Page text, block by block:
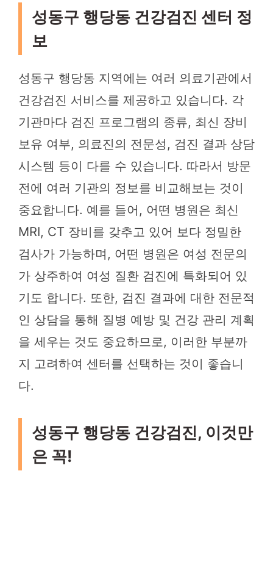
성동구 행당동 건강검진 센터 정
보
성동구 행당동 지역에는 여러 의료기관에서
건강검진 서비스를 제공하고 있습니다. 각
기관마다 검진 프로그램의 종류, 최신 장비
보유 여부, 의료진의 전문성, 검진 결과 상담
시스템 등이 다를 수 있습니다. 따라서 방문
전에 여러 기관의 정보를 비교해보는 것이
중요합니다. 예를 들어, 어떤 병원은 최신
MRI, CT 장비를 갖추고 있어 보다 정밀한
검사가 가능하며, 어떤 병원은 여성 전문의
가 상주하여 여성 질환 검진에 특화되어 있
기도 합니다. 또한, 검진 결과에 대한 전문적
인 상담을 통해 질병 예방 및 건강 관리 계획
을 세우는 것도 중요하므로, 이러한 부분까
지 고려하여 센터를 선택하는 것이 좋습니
다.
성동구 행당동 건강검진, 이것만
은 꼭!